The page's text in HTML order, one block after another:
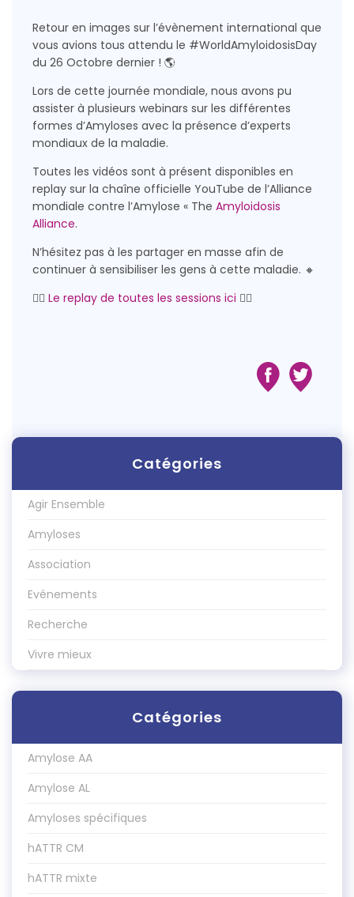
Retour en images sur l’évènement international que
vous avions tous attendu le #WorldAmyloidosisDay
du 26 Octobre dernier ! 🌎
Lors de cette journée mondiale, nous avons pu
assister à plusieurs webinars sur les différentes
formes d’Amyloses avec la présence d’experts
mondiaux de la maladie.
Toutes les vidéos sont à présent disponibles en
replay sur la chaîne officielle YouTube de l’Alliance
mondiale contre l’Amylose « The Amyloidosis
Alliance.
N’hésitez pas à les partager en masse afin de
continuer à sensibiliser les gens à cette maladie. 🔸
👉🏻 Le replay de toutes les sessions ici 👈🏻
Catégories
Agir Ensemble
Amyloses
Association
Evénements
Recherche
Vivre mieux
Catégories
Amylose AA
Amylose AL
Amyloses spécifiques
hATTR CM
hATTR mixte